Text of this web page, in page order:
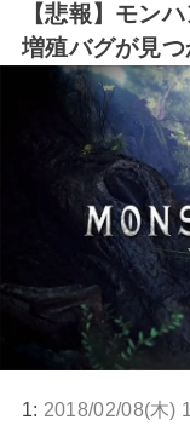
【悲報】モン
増殖バグが見
1: 2018/02/08(木)